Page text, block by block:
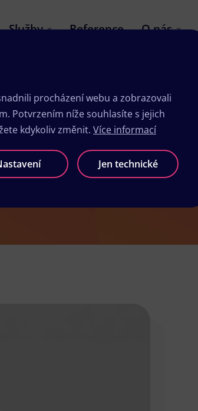
Služby Reference O nás
procházení webu a zobrazovali
Potvrzením níže souhlasíte s jejich
kdykoliv změnit. Více informací
Jen technické